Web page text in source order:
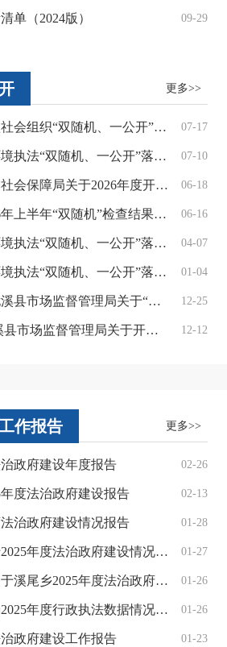
09-29
单（2024版）
更多>>
07-17
2026年第一轮县级社会组织“双随机、一公开”检查抽查名单公告
07-10
2026年第二季度环境执法“双随机、一公开”落实情况公示
06-18
尤溪县人力资源和社会保障局关于2026年度开展“双随机”执法抽查结果的公示
06-16
尤溪县司法局2026年上半年“双随机”检查结果公示
04-07
2026年第一季度环境执法“双随机、一公开”落实情况公示
01-04
2025年第四季度环境执法“双随机、一公开”落实情况公示
12-25
尤溪县司法局、尤溪县市场监督管理局关于“双随机、一公开”跨部门联合抽查结果公示
12-12
尤溪县司法局 尤溪县市场监督管理局关于开展2025年度“双随机、一公开”工作检查对象名单和检查人员名单公示
作报告 更多>>
02-26
政府建设年度报告
02-13
度法治政府建设报告
01-28
治政府建设情况报告
01-27
尤溪县民政局关于2025年度法治政府建设情况的报告
01-26
溪尾乡人民政府关于溪尾乡2025年度法治政府建设报告
01-26
尤溪县交通运输局2025年度行政执法数据情况公示
01-23
政府建设工作报告